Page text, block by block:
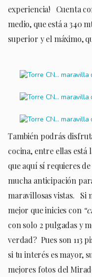
experiencia! Cuenta
medio, que está a 340
superior y el máximo,
También podrás
cocina, entre ellas
que aquí sí requieres
mucha anticipación
maravillosas vistas. Si
mejor que inicies con
con solo 2 pulgadas y
verdad? Pues son 113
si tu interés es mayor,
mejores fotos del